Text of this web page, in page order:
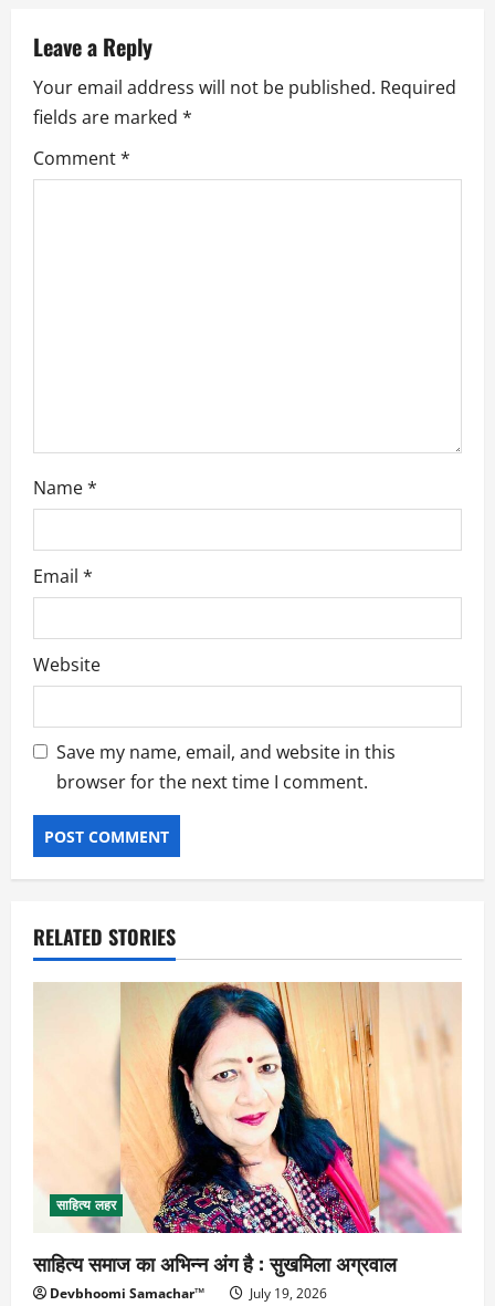
a
v
i
g
Leave a Reply
Your email address will not be published. Required
fields are marked *
Comment*
Name*
Email *
Website
Save my name, email, and website in this
browser for the next time I comment.
RELATED STORIES
साहित्य लहर
साहित्य समाज का अभिन्न अंग है : सुखमिला अग्रवाल
Devbhoomi Samachar™ July 19, 2026